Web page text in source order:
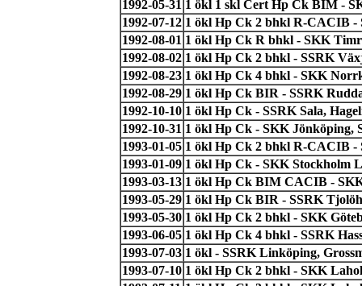
1992-05-31 1 ökl 1 skl Cert Hp Ck BIM -
1992-07-12 1 ökl Hp Ck 2 bhkl R-CACIB -
1992-08-01 1 ökl Hp Ck R bhkl - SKK
1992-08-02 1 ökl Hp Ck 2 bhkl - SSRK
1992-08-23 1 ökl Hp Ck 4 bhkl - SKK
1992-08-29 1 ökl Hp Ck BIR - SSRK
1992-10-10 1 ökl Hp Ck - SSRK Sala,
1992-10-31 1 ökl Hp Ck - SKK Jönköping,
1993-01-05 1 ökl Hp Ck 2 bhkl R-CACIB -
1993-01-09 1 ökl Hp Ck - SKK Stockholm
1993-03-13 1 ökl Hp Ck BIM CACIB -
1993-05-29 1 ökl Hp Ck BIR - SSRK
1993-05-30 1 ökl Hp Ck 2 bhkl - SKK
1993-06-05 1 ökl Hp Ck 4 bhkl - SSRK
1993-07-03 1 ökl - SSRK Linköping,
1993-07-10 1 ökl Hp Ck 2 bhkl - SKK